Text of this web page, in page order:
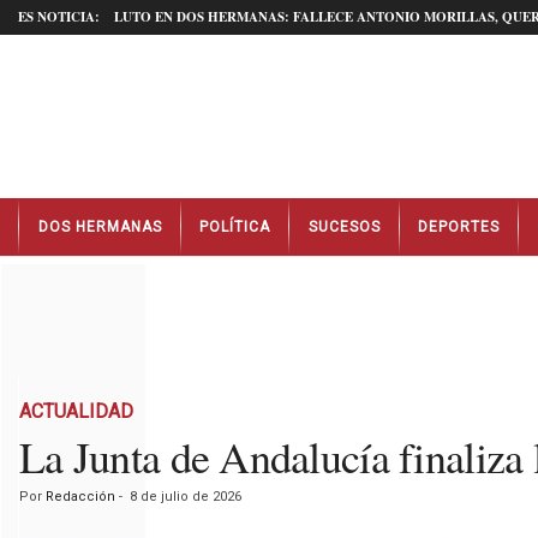
ES NOTICIA: LUTO EN DOS HERMANAS: FALLECE ANTONIO MORILLAS,
t
DOS HERMANAS POLÍTICA SUCESOS DEPORTES
ACTUALIDAD
La Junta de Andalucía finaliza
Por Redacción - 8 de julio de 2026